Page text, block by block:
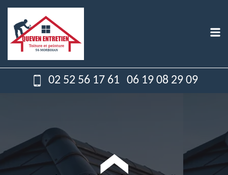
02 52 56 17 61 06 19 08 29 09